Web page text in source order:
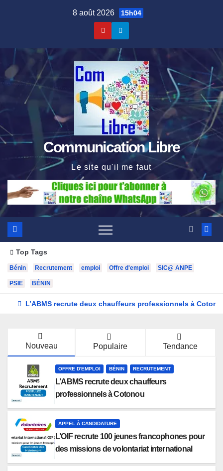
8 août 2026 15h04
Communication Libre
Le site qu'il me faut
Top Tags
Bénin Recrutement emploi Offre d'emploi SIC@ ANPE
PSIE BÉNIN
L’ABMS recrute deux chauffeurs professionnels à
Nouveau Populaire Tendance
OFFRE D'EMPLOI BÉNIN RECRUTEMENT
L’ABMS recrute deux chauffeurs
professionnels à Cotonou
APPEL À CANDIDATURE
L’OIF recrute 100 jeunes francophones pour
des missions de volontariat international